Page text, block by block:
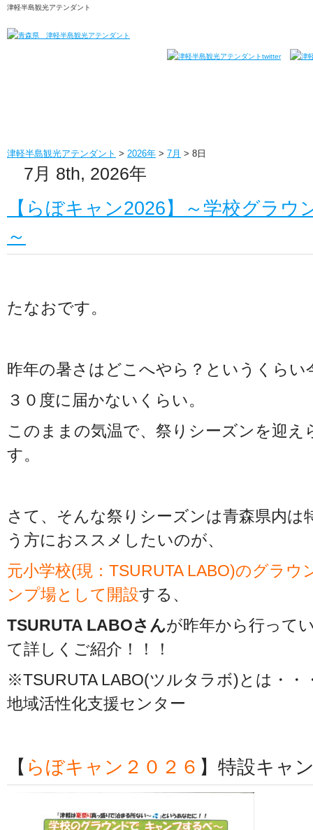
津軽半島観光アテンダント
津軽半島観光アテンダント > 2026年 > 7月 > 8日
7月 8th, 2026年
【らぼキャン2026】～学校グラ
～
たなおです。
昨年の暑さはどこへやら？というくら
３０度に届かないくらい。
このままの気温で、祭りシーズンを迎
す。
さて、そんな祭りシーズンは青森県内は
う方におススメしたいのが、
元小学校(現：TSURUTA LABO)のグラウ
ンプ場として開設する、
TSURUTA LABOさんが昨年から行って
て詳しくご紹介！！！
※TSURUTA LABO(ツルタラボ)とは・・
地域活性化支援センター
【 らぼキャン２０２６ 】特設キャ